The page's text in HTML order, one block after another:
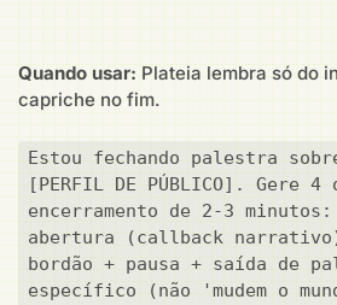
Quando usar: Plateia lembra só do
capriche no fim.
Estou fechando palestra
[PERFIL DE PÚBLICO]. Gere 4
encerramento de 2-3
abertura (callback
bordão + pausa + saída de
específico (não 'mudem o